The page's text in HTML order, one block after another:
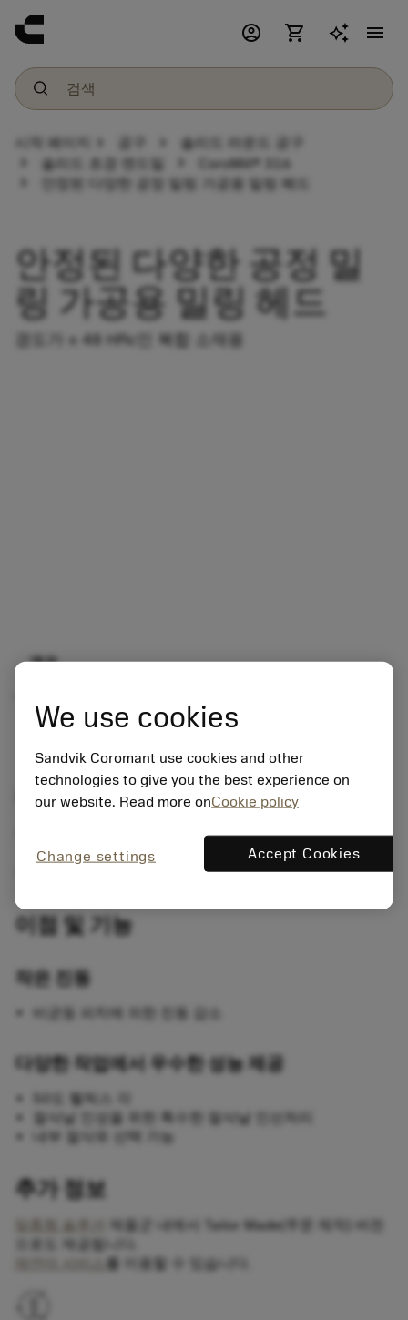
account_circle shopping_cart menu
chevron_right chevron_right 솔리드 라운드 공구
솔리드 초경 엔드밀 CoroMill® 316
chevron_right 안정된 다양한 공정 밀링 가공용 밀링 헤드
안정된 다양한 공정 밀
링 가공용 밀링 헤드
경도가 ≤ 48 HRc인 복합 소재용
개요
적용
다양한 가공 작업과 소재에서 우수한 황삭 가공 성능이
필요할 때
일반 밀링 가공에서 우선 추천
이점 및 기능
작은 진동
다양한 작업에서 우수한 성능 제공
50도 헬릭스 각
절삭날 인성을 위한 특수한 절삭날 인선처리
내부 절삭유 선택 가능
추가 정보
맞춤형 솔루션
제품군 내에서 Tailor Made(주문 제작) 버전
를 이용할 수 있습니다.
We use cookies
Sandvik Coromant use cookies and other
technologies to give you the best experience on
our website. Read more onCookie policy
Change settings Accept Cookies